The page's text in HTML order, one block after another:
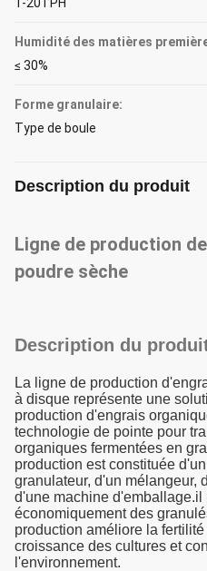
Humidité des matières
≤ 30%
Forme granulaire:
Type de boule
Description du produit
Ligne de production
poudre sèche
Description du
La ligne de production
à disque représente une
production d'engrais
technologie de pointe pour
organiques fermentées en
production est constituée
granulateur, d'un mélangeur,
d'une machine d'emballage.il
économiquement des
production améliore la
croissance des cultures et
l'environnement.